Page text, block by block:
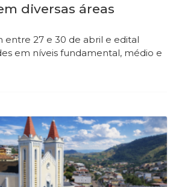
diversas áreas
entre 27 e 30 de abril e edital
em níveis fundamental, médio e